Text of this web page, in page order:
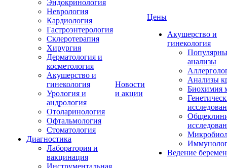
Эндокринология
Неврология
Кардиология
Гастроэнтерология
Склеротерапия
Хирургия
Дерматология и
косметология
Акушерство и
гинекология
Урология и
андрология
Отоларинология
Офтальмология
Стоматология
Диагностика
Лаборатория и
вакцинация
Инструментальная
Новости
и акции
Цены
Акушерство и
гинекология
анализы
Анализы
Биохимия
Ведение